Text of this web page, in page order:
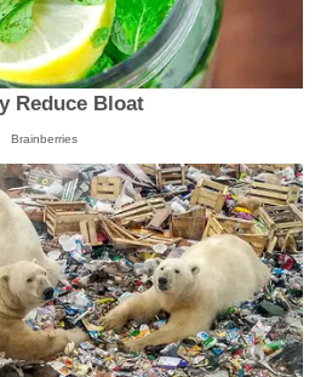
Reduce Bloat
Brainberries